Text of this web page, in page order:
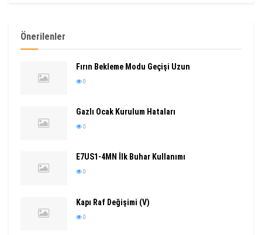
Önerilenler
Fırın Bekleme Modu Geçişi Uzun
0
Gazlı Ocak Kurulum Hataları
0
E7US1-4MN İlk Buhar Kullanımı
0
Kapı Raf Değişimi (V)
0